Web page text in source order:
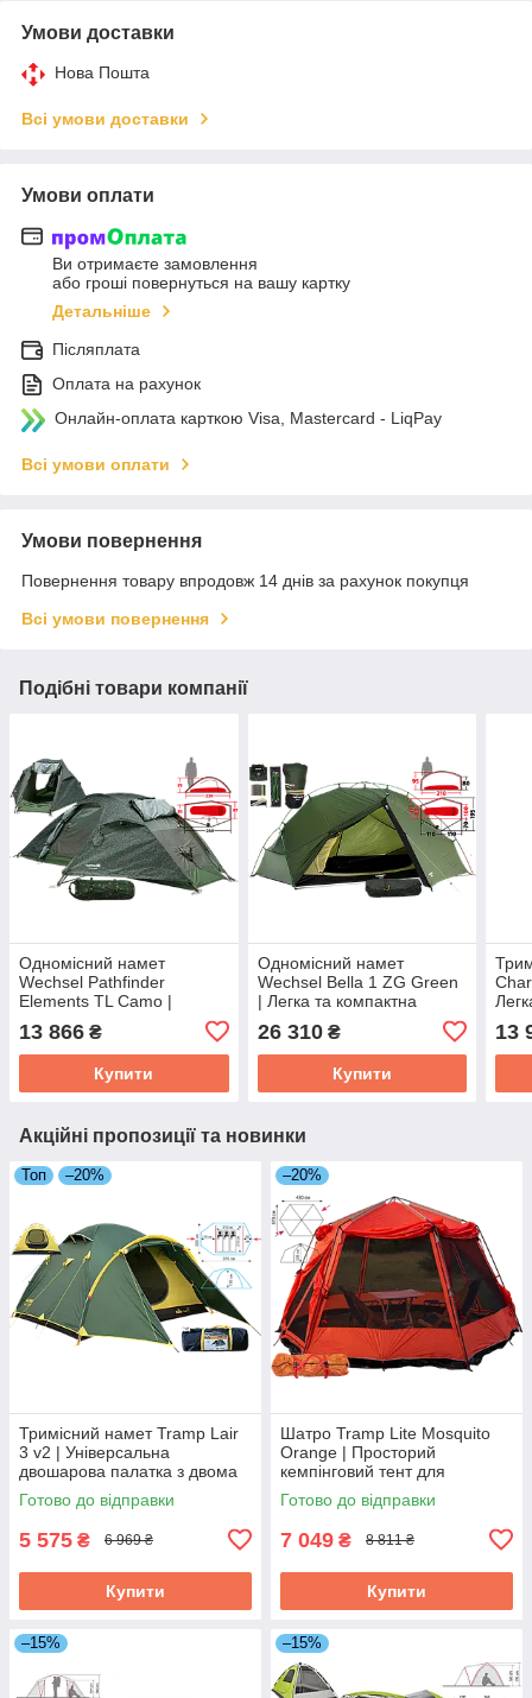
Умови доставки
Нова Пошта
Всі умови доставки
Умови оплати
Ви отримаєте замовлення
або гроші повернуться на вашу картку
Детальніше
Післяплата
Оплата на рахунок
Онлайн-оплата карткою Visa, Mastercard - LiqPay
Всі умови оплати
Умови повернення
Повернення товару впродовж 14 днів за рахунок покупця
Всі умови повернення
Подібні товари компанії
Одномісний намет
Wechsel Pathfinder
Elements TL Camo |
купольна палатка з 2
входами, 1 тамбуром
13 866 ₴
Купити
Одномісний намет
Wechsel Bella 1 ZG Green
| Легка та компактна
палатка з зовнішнім
каркасом
26 310₴
Купити
13
Акційні пропозиції та новинки
Топ –20%
Тримісний намет Tramp Lair
3 v2 | Універсальна
двошарова палатка з двома
тамбурами і двома входами
для туризму та кемпінгу
Готово до відправки
5 575 ₴ 6 969 ₴
Купити
–20%
Шатро Tramp Lite Mosquito
Orange | Просторий
кемпінговий тент для
відпочинку на природі,
надійний захист від сонця та
Готово до відправки
7 049 ₴ 8 811 ₴
Купити
–15% –15%